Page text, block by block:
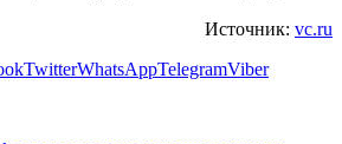
Источник: vc.ru
TwitterWhatsAppTelegramViber